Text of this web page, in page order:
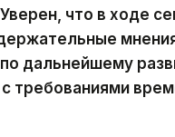
что в ходе
дальнейшему
с требованиями